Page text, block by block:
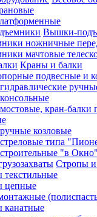
Вышки-
ножничные
мачтовые
Краны и балки
подвесные и
кран-балки
козловые
типа
"в Окно"
Стропы и
текстильные
цепные
канатные